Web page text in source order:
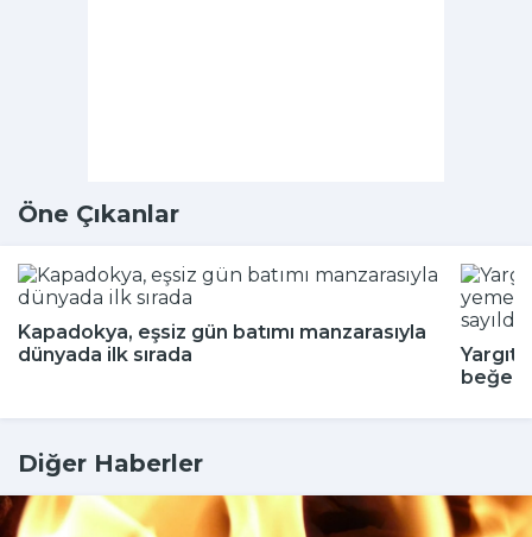
Öne Çıkanlar
Kapadokya, eşsiz gün batımı manzarasıyla
dünyada ilk sırada
Diğer Haberler